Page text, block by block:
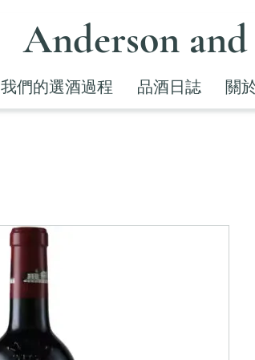
我們的選酒過程 品酒日誌 關
Anderson